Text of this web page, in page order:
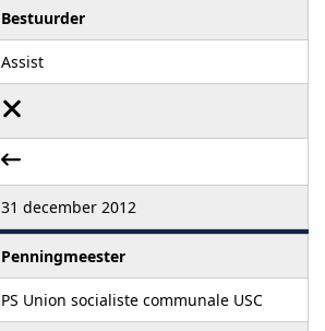
Bestuurder
Assist
31 december 2012
Penningmeester
PS Union socialiste communale USC